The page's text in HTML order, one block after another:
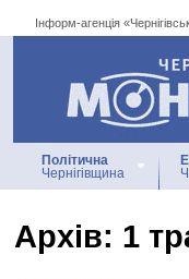
Інформ-агенція
Інформ-
Політична
Чернігівщина
Архiв: 1